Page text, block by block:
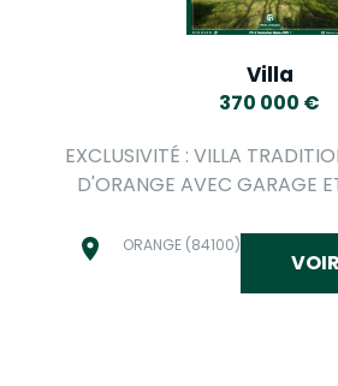
Villa
370 000 €
EXCLUSIVITÉ : VILLA
D'ORANGE AVEC GARAGE
ORANGE (84100)